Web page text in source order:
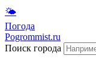
🌤
Погода
Pogrommist.ru
Поиск города